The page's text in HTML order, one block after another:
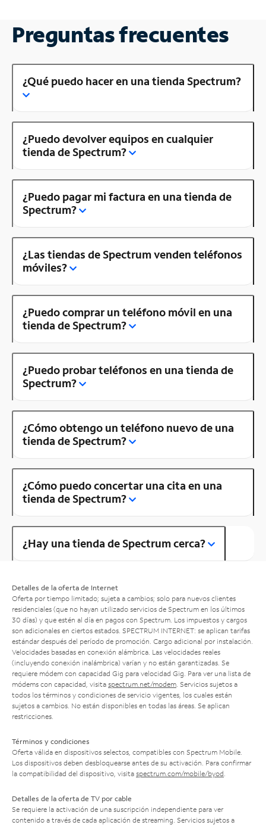
Preguntas frecuentes
¿Qué puedo hacer en una tienda Spectrum?
¿Puedo devolver equipos en cualquier
tienda de Spectrum?
¿Puedo pagar mi factura en una tienda de
Spectrum?
¿Las tiendas de Spectrum venden teléfonos
móviles?
¿Puedo comprar un teléfono móvil en una
tienda de Spectrum?
¿Puedo probar teléfonos en una tienda de
Spectrum?
¿Cómo obtengo un teléfono nuevo de una
tienda de Spectrum?
¿Cómo puedo concertar una cita en una
tienda de Spectrum?
¿Hay una tienda de Spectrum cerca?
Detalles de la oferta de Internet
Oferta por tiempo limitado; sujeta a cambios; solo para nuevos clientes
residenciales (que no hayan utilizado servicios de Spectrum en los últimos
30 días) y que estén al día en pagos con Spectrum. Los impuestos y cargos
son adicionales en ciertos estados. SPECTRUM INTERNET: se aplican tarifas
estándar después del período de promoción. Cargo adicional por instalación.
Velocidades basadas en conexión alámbrica. Las velocidades reales
(incluyendo conexión inalámbrica) varían y no están garantizadas. Se
requiere módem con capacidad Gig para velocidad Gig. Para ver una lista de
módems con capacidad, visita spectrum.net/modem . Servicios sujetos a
todos los términos y condiciones de servicio vigentes, los cuales están
sujetos a cambios. No están disponibles en todas las áreas. Se aplican
restricciones.
Términos y condiciones
Oferta válida en dispositivos selectos, compatibles con Spectrum Mobile.
Los dispositivos deben desbloquearse antes de su activación. Para confirmar
la compatibilidad del dispositivo, visita spectrum.com/mobile/byod
Detalles de la oferta de TV por cable
Se requiere la activación de una suscripción independiente para ver
contenido a través de cada aplicación de streaming. Servicios sujetos a